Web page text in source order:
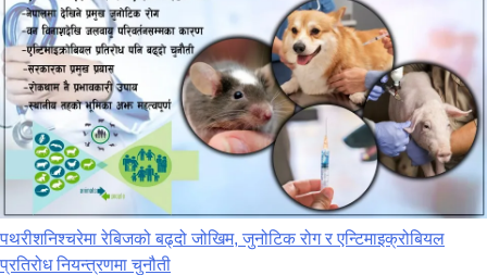
पथरीशनिश्‍चरेमा रेबिजको बढ्दो जोखिम, जुनोटिक रोग र एन्टिमाइक्रोबियल
प्रतिरोध नियन्त्रणमा चुनौती